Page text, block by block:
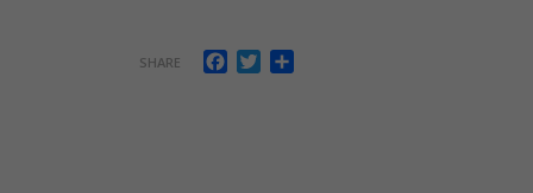
SHARE Facebook
Twitter